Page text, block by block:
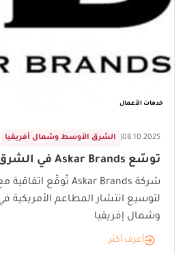
خدمات الأعمال
الشرق الأوسط وشمال أفريقيا 08.10.2025
توسّع Askar Brands في الشرق الأوسط
لتوسيع انتشار المطاعم
وشمال إفريقيا
أعرف أكثر